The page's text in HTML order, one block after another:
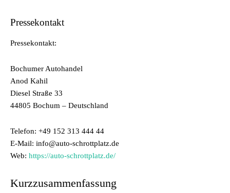
Pressekontakt
Pressekontakt:
Bochumer Autohandel
Anod Kahil
Diesel Straße 33
44805 Bochum – Deutschland
Telefon: +49 152 313 444 44
E-Mail: info@auto-schrottplatz.de
Web: https://auto-schrottplatz.de/
Kurzzusammenfassung